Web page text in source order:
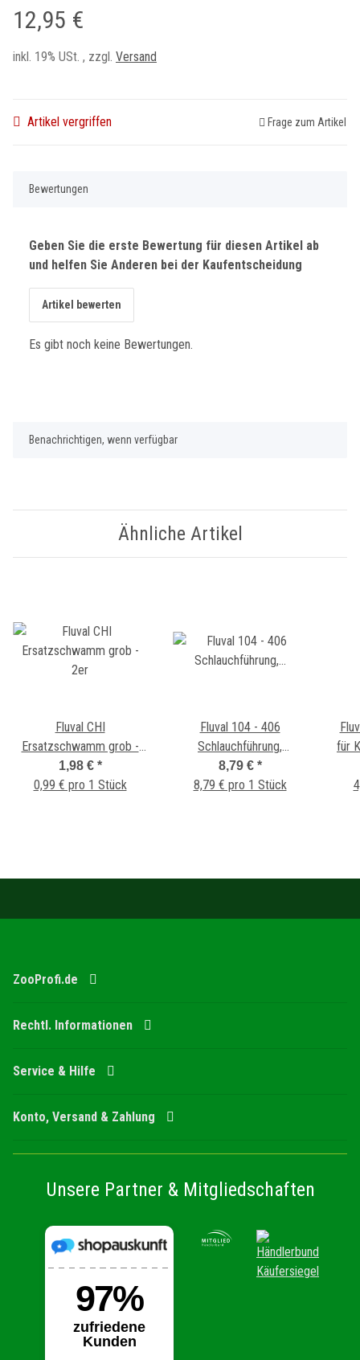
12,95 €
inkl. 19% USt. , zzgl. Versand
Artikel vergriffen Frage zum Artikel
Bewertungen
Geben Sie die erste Bewertung für diesen Artikel ab
und helfen Sie Anderen bei der Kaufentscheidung
Artikel bewerten
Es gibt noch keine Bewertungen.
Benachrichtigen, wenn verfügbar
Ähnliche Artikel
Fluval CHI
Ersatzschwamm grob -
2er
1,98 € *
0,99 € pro 1 Stück
Fluval 104 - 406
Schlauchführung,
Schlauchhalteklammer,
Schlauchkrümmer
8,79 € *
8,79 € pro 1 Stück
für
ZooProfi.de
Rechtl. Informationen
Service & Hilfe
Konto, Versand & Zahlung
Unsere Partner & Mitgliedschaften